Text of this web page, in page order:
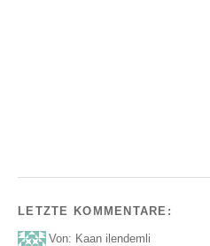
LETZTE KOMMENTARE:
Von: Kaan ilendemli